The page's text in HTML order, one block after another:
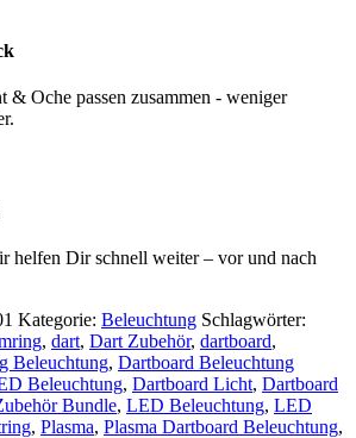
& Oche passen zusammen - weniger
helfen Dir schnell weiter – vor und nach
Kategorie: Beleuchtung Schlagwörter:
, dart, Dart Zubehör, dartboard,
Beleuchtung, Dartboard Beleuchtung
Beleuchtung, Dartboard Licht, Dartboard
Bundle, LED Beleuchtung, LED
, Plasma, Plasma Dartboard Beleuchtung,